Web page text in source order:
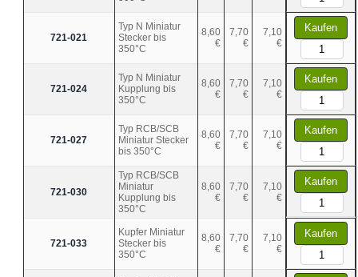
721-021
Typ N Miniatur
Stecker bis
350°C
8,60
€
7,70
€
7,10
€
Kaufen
721-024
Typ N Miniatur
Kupplung bis
350°C
8,60
€
7,70
€
7,10
€
Kaufen
721-027
Typ RCB/SCB
Miniatur Stecker
bis 350°C
8,60
€
7,70
€
7,10
€
Kaufen
721-030
Typ RCB/SCB
Miniatur
Kupplung bis
350°C
8,60
€
7,70
€
7,10
€
Kaufen
721-033
Kupfer Miniatur
Stecker bis
350°C
8,60
€
7,70
€
7,10
€
Kaufen